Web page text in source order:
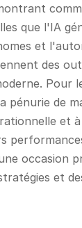
que l'IA
et
des
Pour
pénurie de
et
occasion
et